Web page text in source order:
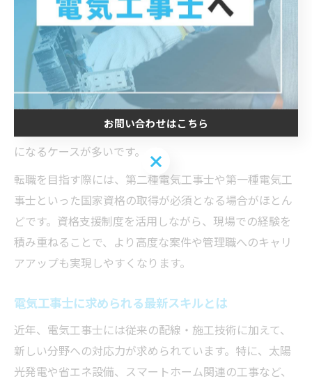
場での経験が評価され、即戦力として活躍できる人材が
歓迎されています。
また、地域特性として降雪や湿度の影響を考慮した施工
知識や、地元特有のインフラ設備に対応できる応用力も
求められます。例えば、雪害対策や防湿処理など、黒部
市ならではの現場事情に精通していると転職活動で有利
になるケースが多いです。
転職を目指す際には、第二種電気工事士や第一種電気工
事士といった国家資格の取得が必須となる場合がほとん
どです。資格支援制度を活用しながら、現場での経験を
積み重ねることで、より高度な案件や管理職へのキャリ
アアップも実現しやすくなります。
電気工事士に求められる最新スキルとは
近年、電気工事士には従来の配線・施工技術に加えて、
新しい分野への対応力が求められています。特に、太陽
光発電や省エネ設備、スマートホーム関連の工事など、
お問い合わせはこちら
お問い合わせはこちら